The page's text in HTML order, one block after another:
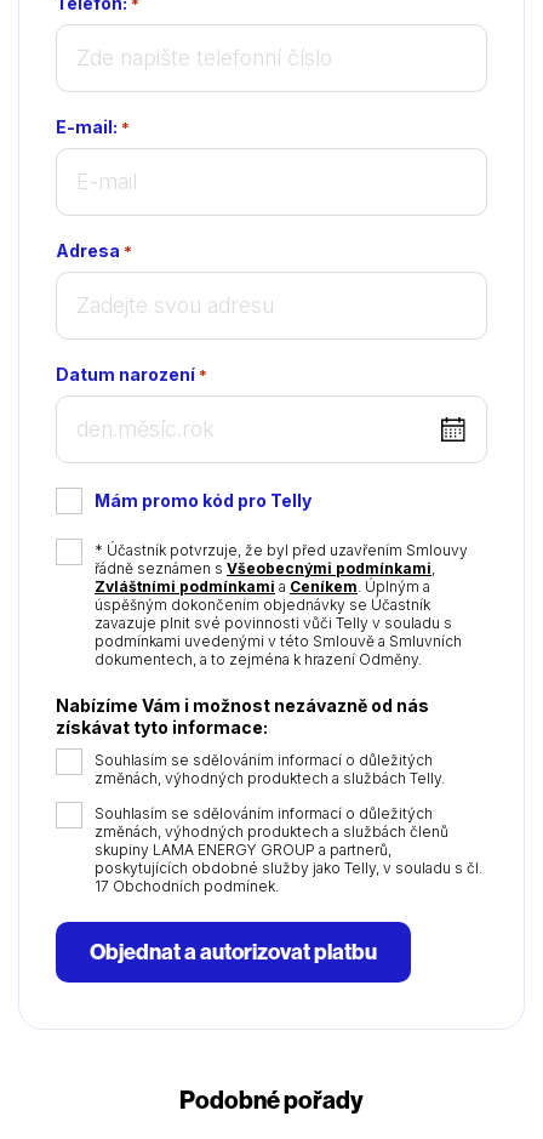
E-mail: *
Adresa *
Datum narození *
DD
dot
MM
dot
YYYY
Mám promo kód pro Telly
* Účastník potvrzuje, že byl před uzavřením Smlouvy
řádně seznámen s Všeobecnými podmínkami,
Zvláštními podmínkami a Ceníkem. Úplným a
úspěšným dokončením objednávky se Účastník
zavazuje plnit své povinnosti vůči Telly v souladu s
podmínkami uvedenými v této Smlouvě a Smluvních
dokumentech, a to zejména k hrazení Odměny.
Nabízíme Vám i možnost nezávazně od nás
získávat tyto informace:
Souhlasím se sdělováním informací o důležitých
změnách, výhodných produktech a službách Telly.
Souhlasím se sdělováním informací o důležitých
změnách, výhodných produktech a službách členů
skupiny LAMA ENERGY GROUP a partnerů,
poskytujících obdobné služby jako Telly, v souladu s čl.
17 Obchodních podmínek.
Objednat a autorizovat platbu
Podobné pořady